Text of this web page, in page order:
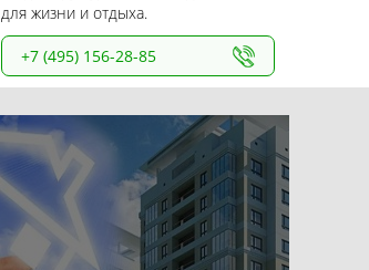
для жизни и отдыха.
+7 (495) 156-28-85